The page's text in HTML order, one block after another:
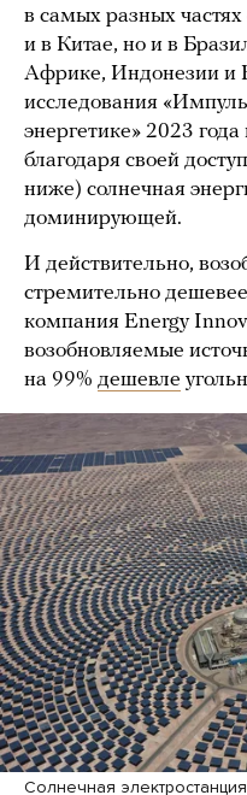
в самых разных частях
и в Китае, но и в
Африке, Индонезии и
исследования
энергетике» 2023 года
благодаря своей
ниже) солнечная
доминирующей.
И действительно,
стремительно
компания Energy
возобновляемые
на 99% дешевле
Солнечная